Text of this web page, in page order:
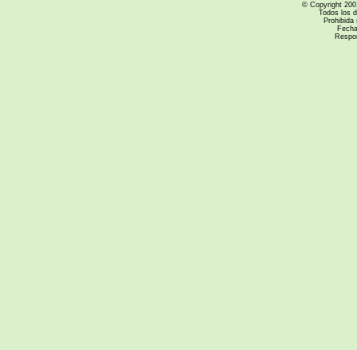
© Copyright
Todos los